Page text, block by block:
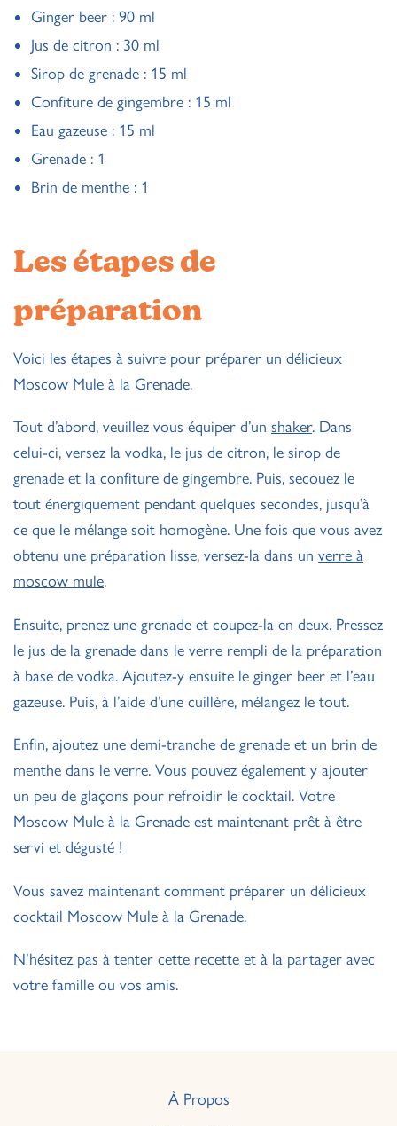
Ginger beer : 90 ml
Jus de citron : 30 ml
Sirop de grenade : 15 ml
Confiture de gingembre : 15 ml
Eau gazeuse : 15 ml
Grenade : 1
Brin de menthe : 1
Les étapes de
préparation
Voici les étapes à suivre pour préparer un délicieux
Moscow Mule à la Grenade.
Tout d’abord, veuillez vous équiper d’un shaker. Dans
celui-ci, versez la vodka, le jus de citron, le sirop de
grenade et la confiture de gingembre. Puis, secouez le
tout énergiquement pendant quelques secondes, jusqu’à
ce que le mélange soit homogène. Une fois que vous avez
obtenu une préparation lisse, versez-la dans un verre à
moscow mule.
Ensuite, prenez une grenade et coupez-la en deux. Pressez
le jus de la grenade dans le verre rempli de la préparation
à base de vodka. Ajoutez-y ensuite le ginger beer et l’eau
gazeuse. Puis, à l’aide d’une cuillère, mélangez le tout.
Enfin, ajoutez une demi-tranche de grenade et un brin de
menthe dans le verre. Vous pouvez également y ajouter
un peu de glaçons pour refroidir le cocktail. Votre
Moscow Mule à la Grenade est maintenant prêt à être
servi et dégusté !
Vous savez maintenant comment préparer un délicieux
cocktail Moscow Mule à la Grenade.
N’hésitez pas à tenter cette recette et à la partager avec
votre famille ou vos amis.
À Propos